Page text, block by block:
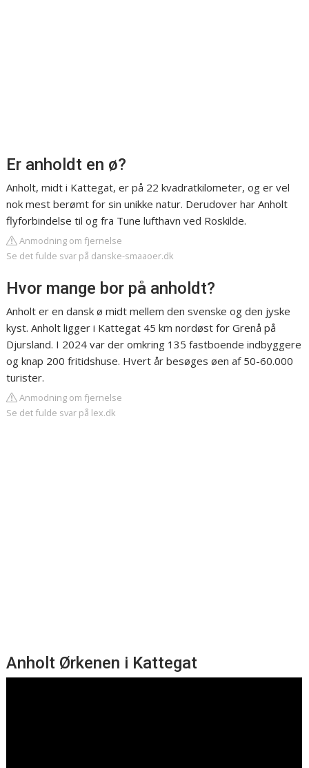
Er anholdt en ø?
Anholt, midt i Kattegat, er på 22 kvadratkilometer, og er vel
nok mest berømt for sin unikke natur. Derudover har Anholt
flyforbindelse til og fra Tune lufthavn ved Roskilde.
Anmodning om fjernelse
Se det fulde svar på danske-smaaoer.dk
Hvor mange bor på anholdt?
Anholt er en dansk ø midt mellem den svenske og den jyske
kyst. Anholt ligger i Kattegat 45 km nordøst for Grenå på
Djursland. I 2024 var der omkring 135 fastboende indbyggere
og knap 200 fritidshuse. Hvert år besøges øen af 50-60.000
turister.
Anmodning om fjernelse
Se det fulde svar på lex.dk
Anholt Ørkenen i Kattegat